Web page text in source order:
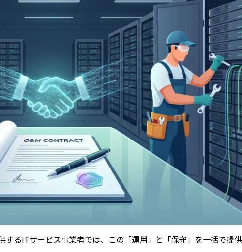
るITサービス事業者では、この「運用」と「保守」を一括で提